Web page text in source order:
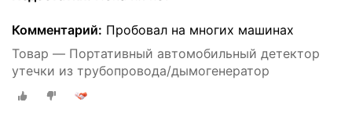
Комментарий: Пробовал на многих машинах
Товар — Портативный автомобильный детектор
утечки из трубопровода/дымогенератор